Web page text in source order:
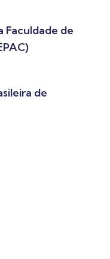
Faculdade de
de